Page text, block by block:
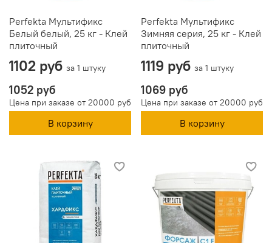
Perfekta Мультификс
Белый белый, 25 кг - Клей
плиточный
1102 руб за 1 штуку
1052 руб
Цена при заказе от 20000 руб
В корзину
Perfekta Мультификс
Зимняя серия, 25 кг - Клей
плиточный
1119 руб за 1 штуку
1069 руб
Цена при заказе от 20000 руб
В корзину